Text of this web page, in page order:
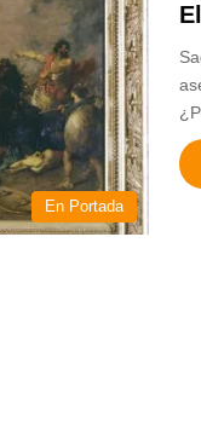
En Portada